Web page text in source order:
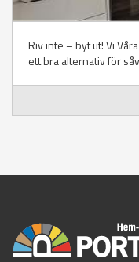
Riv inte – byt ut! Vi
ett bra alternativ för